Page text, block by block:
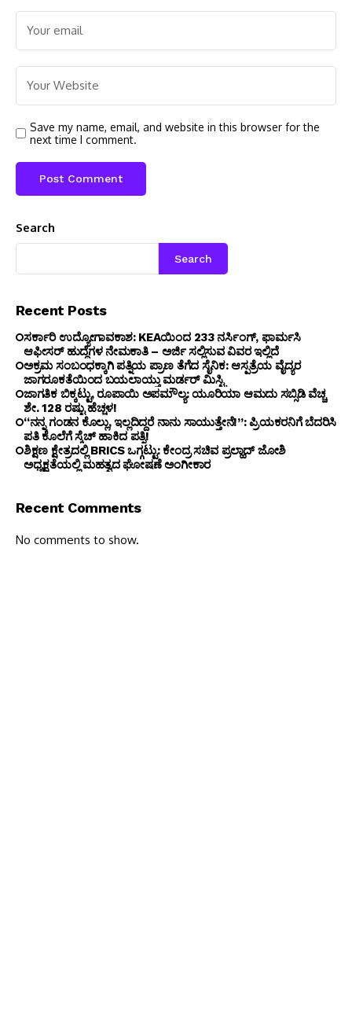
Save my name, email, and website in this browser for the
next time I comment.
Search
Search
Recent Posts
ಸರ್ಕಾರಿ ಉದ್ಯೋಗಾವಕಾಶ: KEAಯಿಂದ 233 ನರ್ಸಿಂಗ್, ಫಾರ್ಮಸಿ
ಆಫೀಸರ್ ಹುದ್ದೆಗಳ ನೇಮಕಾತಿ – ಅರ್ಜಿ ಸಲ್ಲಿಸುವ ವಿವರ ಇಲ್ಲಿದೆ
ಅಕ್ರಮ ಸಂಬಂಧಕ್ಕಾಗಿ ಪತ್ನಿಯ ಪ್ರಾಣ ತೆಗೆದ ಸೈನಿಕ: ಆಸ್ಪತ್ರೆಯ ವೈದ್ಯರ
ಜಾಗರೂಕತೆಯಿಂದ ಬಯಲಾಯ್ತು ಮರ್ಡರ್ ಮಿಸ್ಟ್ರಿ
ಜಾಗತಿಕ ಬಿಕ್ಕಟ್ಟು, ರೂಪಾಯಿ ಅಪಮೌಲ್ಯ: ಯೂರಿಯಾ ಆಮದು ಸಬ್ಸಿಡಿ ವೆಚ್ಚ
ಶೇ. 128 ರಷ್ಟು ಹೆಚ್ಚಳ!
“ನನ್ನ ಗಂಡನ ಕೊಲ್ಲು, ಇಲ್ಲದಿದ್ದರೆ ನಾನು ಸಾಯುತ್ತೇನೆ!”: ಪ್ರಿಯಕರನಿಗೆ ಬೆದರಿಸಿ
ಪತಿ ಕೊಲೆಗೆ ಸ್ಕೆಚ್ ಹಾಕಿದ ಪತ್ನಿ!
ಶಿಕ್ಷಣ ಕ್ಷೇತ್ರದಲ್ಲಿ BRICS ಒಗ್ಗಟ್ಟು: ಕೇಂದ್ರ ಸಚಿವ ಪ್ರಲ್ಹಾದ್ ಜೋಶಿ
ಅಧ್ಯಕ್ಷತೆಯಲ್ಲಿ ಮಹತ್ವದ ಘೋಷಣೆ ಅಂಗೀಕಾರ
Recent Comments
No comments to show.